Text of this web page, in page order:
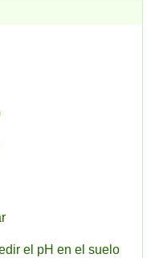
el pH en el suelo